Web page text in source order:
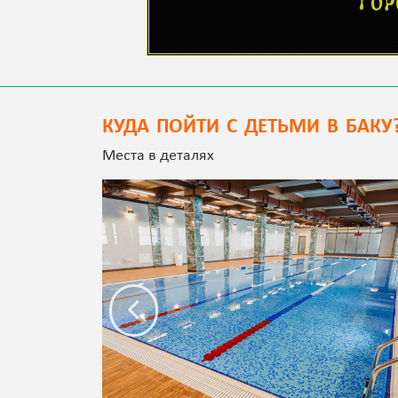
КУДА ПОЙТИ С ДЕТЬМИ В
Места в деталях